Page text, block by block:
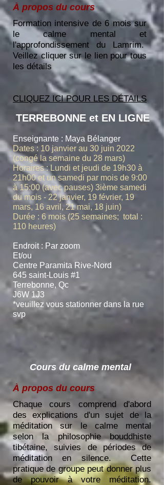
À propos du cours
Formation intensive de 6 mois sur
le calme mental et
l'approfondissement du Lamrim.
Veillez cliquer sur le lien pour tous
les détails
CLIQUEZ ICI POUR LES DÉTAILS
TERREBONNE et EN LIGNE
Enseignante : Maya Bélanger
Dates : 10 janvier au 30 juin 2022
(congé la semaine du 28 mars)
Horaires : Lundi et jeudi de 19h30 à
21h00 et un samedi par mois de 9:00
à 15:00 (avec pauses) 3ième samedi
du mois - 22 janvier, 19 février, 19
mars, 16 avril, 21 mai, 18 juin)
Durée : 6 mois (25 semaines; total :
110 heures)
Endroit : Par zoom
Et/ou
Centre Paramita Rive-Nord
645 saint-Louis #1
Terrebonne, Qc
J6W 1J3
*veuillez vous stationner dans la rue
svp
Cours du calme mental
À propos du cours
Chaque cours comprend d'abord
des explications d'un sujet de la
méditation sur le calme mental
selon la philosophie bouddhiste
tibétaine, suivies de périodes de
méditation en silence. Cette
pratique de groupe peut donner plus
de pouvoir à votre méditation.